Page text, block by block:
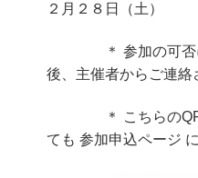
２月２８日（土）
＊ 参加の可否に
後、主催者からご連絡
＊ こちらのQRコ
ても 参加申込ページ